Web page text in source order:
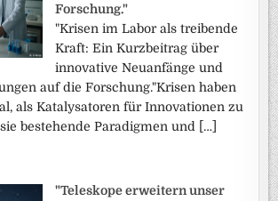
Forschung."
"Krisen im Labor als treibende
Kraft: Ein Kurzbeitrag über
innovative Neuanfänge und
auf die Forschung."Krisen haben
als Katalysatoren für Innovationen zu
bestehende Paradigmen und […]
"Teleskope erweitern unser